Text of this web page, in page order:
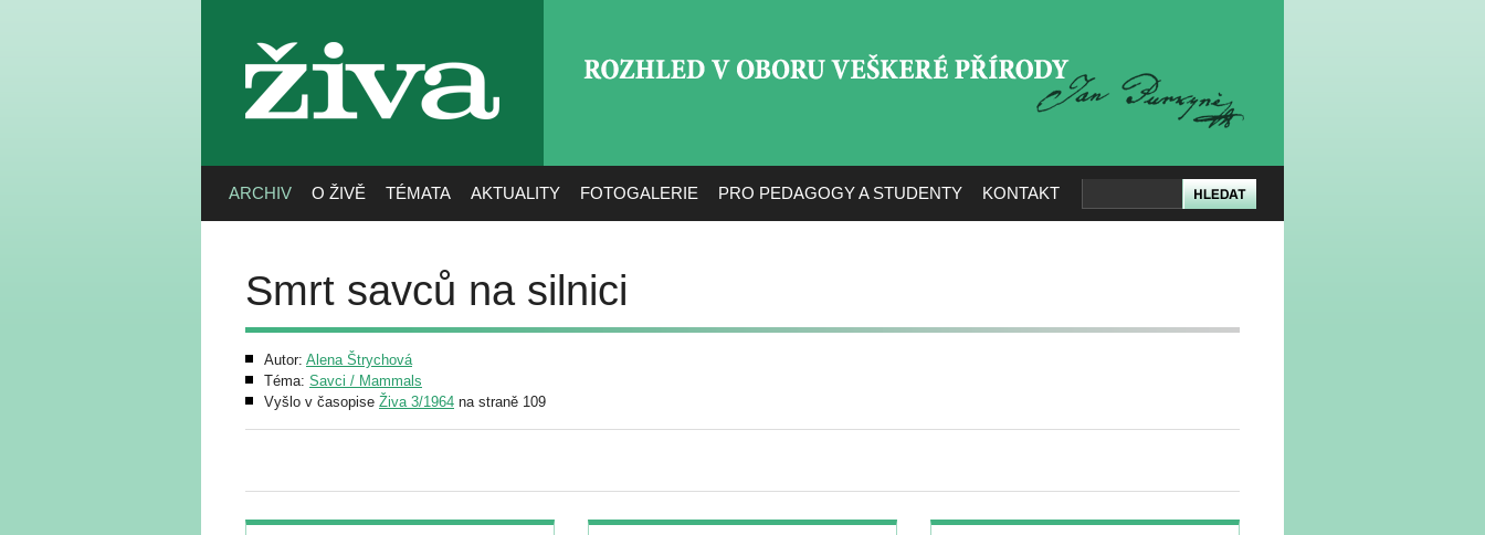
živa
ARCHIV O ŽIVĚ TÉMATA AKTUALITY FOTOGALERIE PRO PEDAGOGY A STUDENTY KONTAKT
Smrt savců na silnici
Autor: Alena Štrychová
Téma: Savci / Mammals
Vyšlo v časopise Živa 3/1964 na straně 109